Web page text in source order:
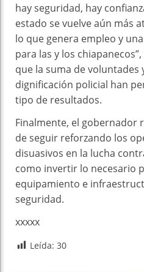
hay seguridad, hay
estado se vuelve aún más
lo que genera empleo y
para las y los
que la suma de
dignificación policial han
tipo de resultados.
Finalmente, el gobernador
de seguir reforzando los
disuasivos en la lucha
como invertir lo necesario
equipamiento e
seguridad.
xxxxx
Leída: 30